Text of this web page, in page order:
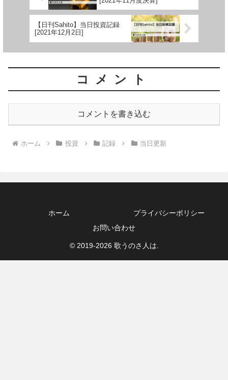
【日刊Sahito】当日投資記録
[2021年12月2日]
コメント
コメントを書き込む
ホーム 投資 記録 当日更新
ホーム
プライバシーポリシー
お問い合わせ
© 2019-2026 歌うのさ人は.